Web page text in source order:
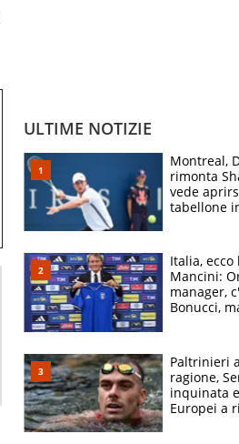
ULTIME NOTIZIE
Montreal,
rimonta
vede
tabellone
felice del
Italia,
Mancini:
manager,
Bonucci,
Paltrinieri
ragione,
inquinata
Europei a